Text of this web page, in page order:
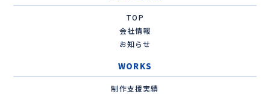
TOP
会社情報
お知らせ
WORKS
制作支援実績